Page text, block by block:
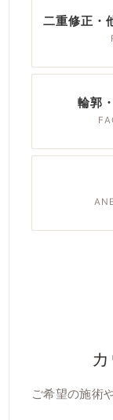
二重修正・
輪郭
ご希望の施術